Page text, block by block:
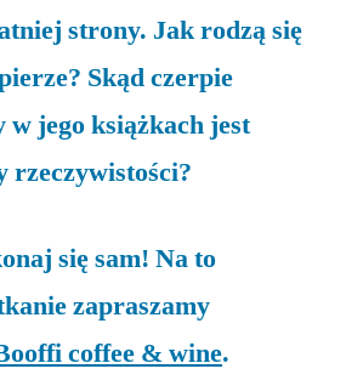
strony. Jak rodzą się
Skąd czerpie
jego książkach jest
rzeczywistości?
się sam! Na to
zapraszamy
coffee & wine.